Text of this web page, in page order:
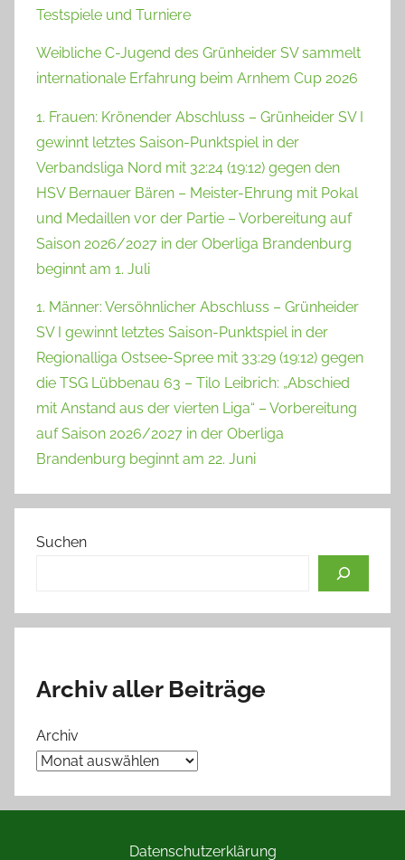
Testspiele und Turniere
Weibliche C-Jugend des Grünheider SV sammelt
internationale Erfahrung beim Arnhem Cup 2026
1. Frauen: Krönender Abschluss – Grünheider SV I
gewinnt letztes Saison-Punktspiel in der
Verbandsliga Nord mit 32:24 (19:12) gegen den
HSV Bernauer Bären – Meister-Ehrung mit Pokal
und Medaillen vor der Partie – Vorbereitung auf
Saison 2026/2027 in der Oberliga Brandenburg
beginnt am 1. Juli
1. Männer: Versöhnlicher Abschluss – Grünheider
SV I gewinnt letztes Saison-Punktspiel in der
Regionalliga Ostsee-Spree mit 33:29 (19:12) gegen
die TSG Lübbenau 63 – Tilo Leibrich: „Abschied
mit Anstand aus der vierten Liga“ – Vorbereitung
auf Saison 2026/2027 in der Oberliga
Brandenburg beginnt am 22. Juni
Suchen
Archiv aller Beiträge
Archiv
Datenschutzerklärung